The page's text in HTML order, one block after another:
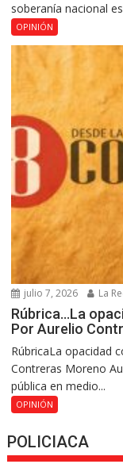
soberanía nacional
OPINIÓN
julio 7, 2026 La
Rúbrica…La
Por Aurelio
RúbricaLa opacidad
Contreras Moreno
pública en medio...
OPINIÓN
POLICIACA